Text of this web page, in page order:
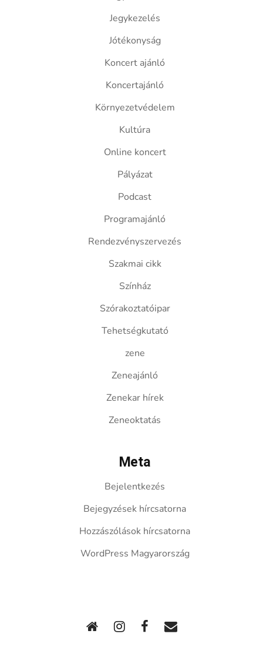
Jegykezelés
Jótékonyság
Koncert ajánló
Koncertajánló
Környezetvédelem
Kultúra
Online koncert
Pályázat
Podcast
Programajánló
Rendezvényszervezés
Szakmai cikk
Színház
Szórakoztatóipar
Tehetségkutató
zene
Zeneajánló
Zenekar hírek
Zeneoktatás
Meta
Bejelentkezés
Bejegyzések hírcsatorna
Hozzászólások hírcsatorna
WordPress Magyarország